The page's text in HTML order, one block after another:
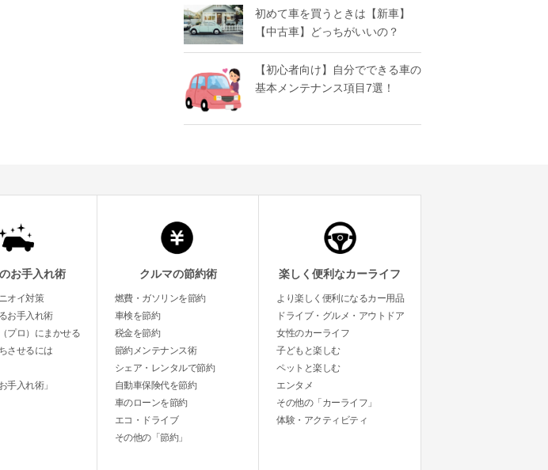
初めて車を買うときは【新車】
【中古車】どっちがいいの？
【初心者向け】自分でできる車の
基本メンテナンス項目7選！
お手入れ術
オイ対策
お手入れ術
プロ）にまかせる
させるには
手入れ術」
クルマの節約術
燃費・ガソリンを節約
車検を節約
税金を節約
節約メンテナンス術
シェア・レンタルで節約
自動車保険代を節約
車のローンを節約
エコ・ドライブ
その他の「節約」
楽しく便利なカーライフ
より楽しく便利になるカー用品
ドライブ・グルメ・アウトドア
女性のカーライフ
子どもと楽しむ
ペットと楽しむ
エンタメ
その他の「カーライフ」
体験・アクティビティ